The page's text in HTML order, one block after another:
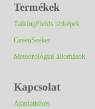
Termékek
TalkingFields térképek
GreenSeeker
Meteorológiai állomások
Kapcsolat
Ajánlatkérés